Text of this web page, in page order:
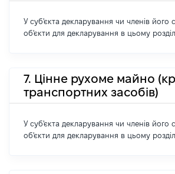
У суб'єкта декларування чи членів його
об'єкти для декларування в цьому
7. Цінне рухоме майно
транспортних засобів)
У суб'єкта декларування чи членів його
об'єкти для декларування в цьому